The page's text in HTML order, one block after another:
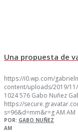
Una propuesta de
https://i0.wp.com/
content/uploads/2019/
1024576 Gabo Nuñez
https://
s=96&d=mm&r=gAM AM
POR: GABO NUÑEZ
AM